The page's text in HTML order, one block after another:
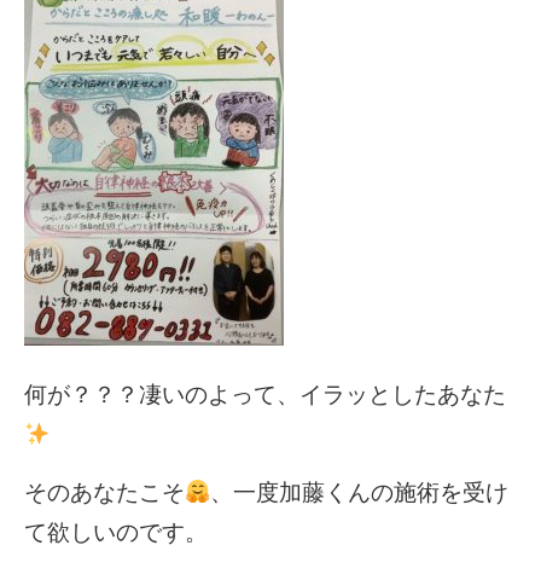
何が？？？凄いのよって、イラッとしたあなた
そのあなたこそ
、一度加藤くんの施術を受け
て欲しいのです。